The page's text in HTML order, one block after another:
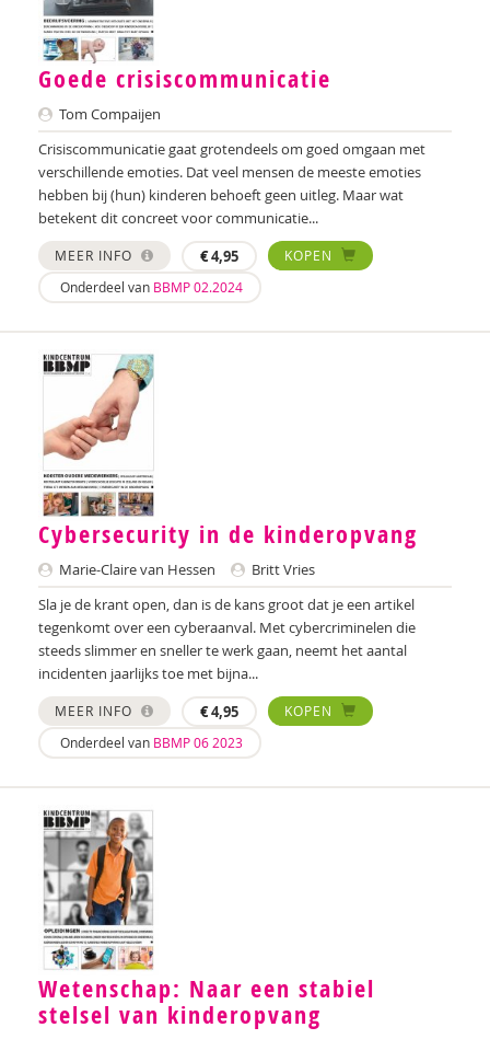
Goede crisiscommunicatie
Tom Compaijen
Crisiscommunicatie gaat grotendeels om goed omgaan met
verschillende emoties. Dat veel mensen de meeste emoties
hebben bij (hun) kinderen behoeft geen uitleg. Maar wat
betekent dit concreet voor communicatie...
MEER INFO €4,95
KOPEN
Onderdeel van BBMP 02.2024
Cybersecurity in de kinderopvang
Marie-Claire van Hessen
Britt Vries
Sla je de krant open, dan is de kans groot dat je een artikel
tegenkomt over een cyberaanval. Met cybercriminelen die
steeds slimmer en sneller te werk gaan, neemt het aantal
incidenten jaarlijks toe met bijna...
MEER INFO €4,95
KOPEN
Onderdeel van BBMP 06 2023
Wetenschap: Naar een stabiel
stelsel van kinderopvang